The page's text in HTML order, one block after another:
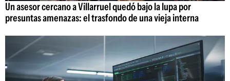
Un asesor cercano a Villarruel quedó bajo la lupa por
presuntas amenazas: el trasfondo de una vieja interna